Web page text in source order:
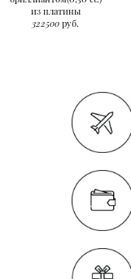
из платины
322500 руб.